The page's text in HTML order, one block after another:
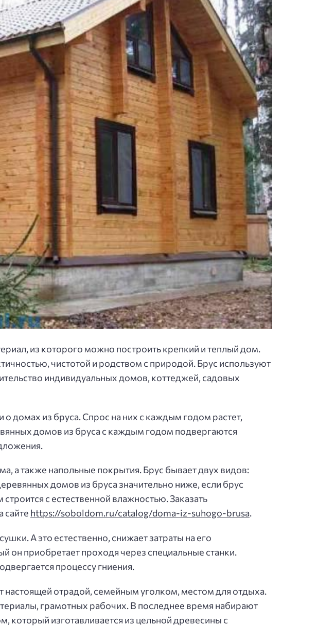
из которого можно построить крепкий и теплый дом.
чистотой и родством с природой. Брус используют
индивидуальных домов, коттеджей, садовых
домах из бруса. Спрос на них с каждым годом растет,
домов из бруса с каждым годом подвергаются
а также напольные покрытия. Брус бывает двух видов:
домов из бруса значительно ниже, если брус
с естественной влажностью. Заказать
сайте https://soboldom.ru/catalog/doma-iz-suhogo-brusa.
А это естественно, снижает затраты на его
приобретает проходя через специальные станки.
процессу гниения.
настоящей отрадой, семейным уголком, местом для отдыха.
грамотных рабочих. В последнее время набирают
который изготавливается из цельной древесины с